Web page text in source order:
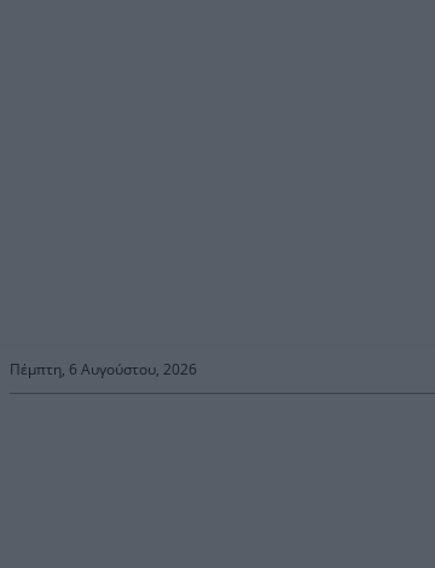
Πέμπτη, 6 Αυγούστου, 2026